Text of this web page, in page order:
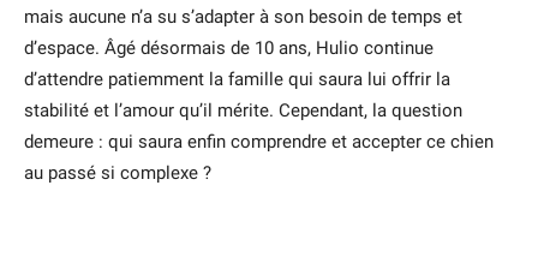
mais aucune n’a su s’adapter à son besoin de temps et
d’espace. Âgé désormais de 10 ans, Hulio continue
d’attendre patiemment la famille qui saura lui offrir la
stabilité et l’amour qu’il mérite. Cependant, la question
demeure : qui saura enfin comprendre et accepter ce chien
au passé si complexe ?